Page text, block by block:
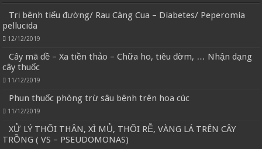
Trị bệnh tiểu đường/ Rau Càng Cua – Diabetes/ Peperomia
pellucida
12/12/2019
Cây mã đề – Xa tiền thảo – Chữa ho, tiêu đờm, … Nhận dạng
cây thuốc
11/12/2019
Phun thuốc phòng trừ sâu bệnh trên hoa cúc
11/12/2019
XỬ LÝ THỐI THÂN, XÌ MỦ, THỐI RỄ, VÀNG LÁ TRÊN CÂY
TRỒNG ( VS – PSEUDOMONAS)